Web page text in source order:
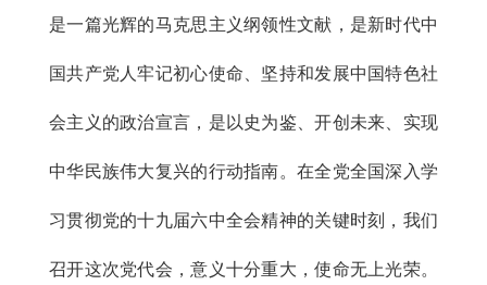
是一篇光辉的马克思主义纲领性文献，是新时代中
国共产党人牢记初心使命、坚持和发展中国特色社
会主义的政治宣言，是以史为鉴、开创未来、实现
中华民族伟大复兴的行动指南。在全党全国深入学
习贯彻党的十九届六中全会精神的关键时刻，我们
召开这次党代会，意义十分重大，使命无上光荣。